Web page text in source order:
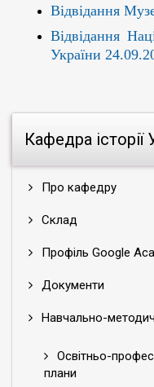
Кафедра історії
Про кафедру
Склад
Профіль Google
Документи
Навчально-
Освітньо-
плани
Відвідання
Відвідання
України